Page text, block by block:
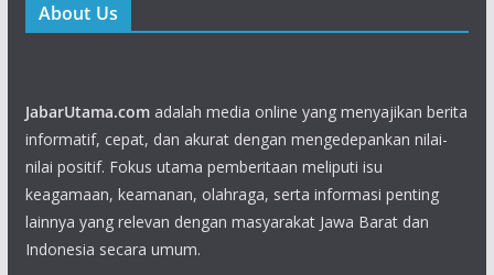
About Us
JabarUtama.comadalah media online yang menyajikan berita
informatif, cepat, dan akurat dengan mengedepankan nilai-
nilai positif. Fokus utama pemberitaan meliputi isu
keagamaan, keamanan, olahraga, serta informasi penting
lainnya yang relevan dengan masyarakat Jawa Barat dan
Indonesia secara umum.